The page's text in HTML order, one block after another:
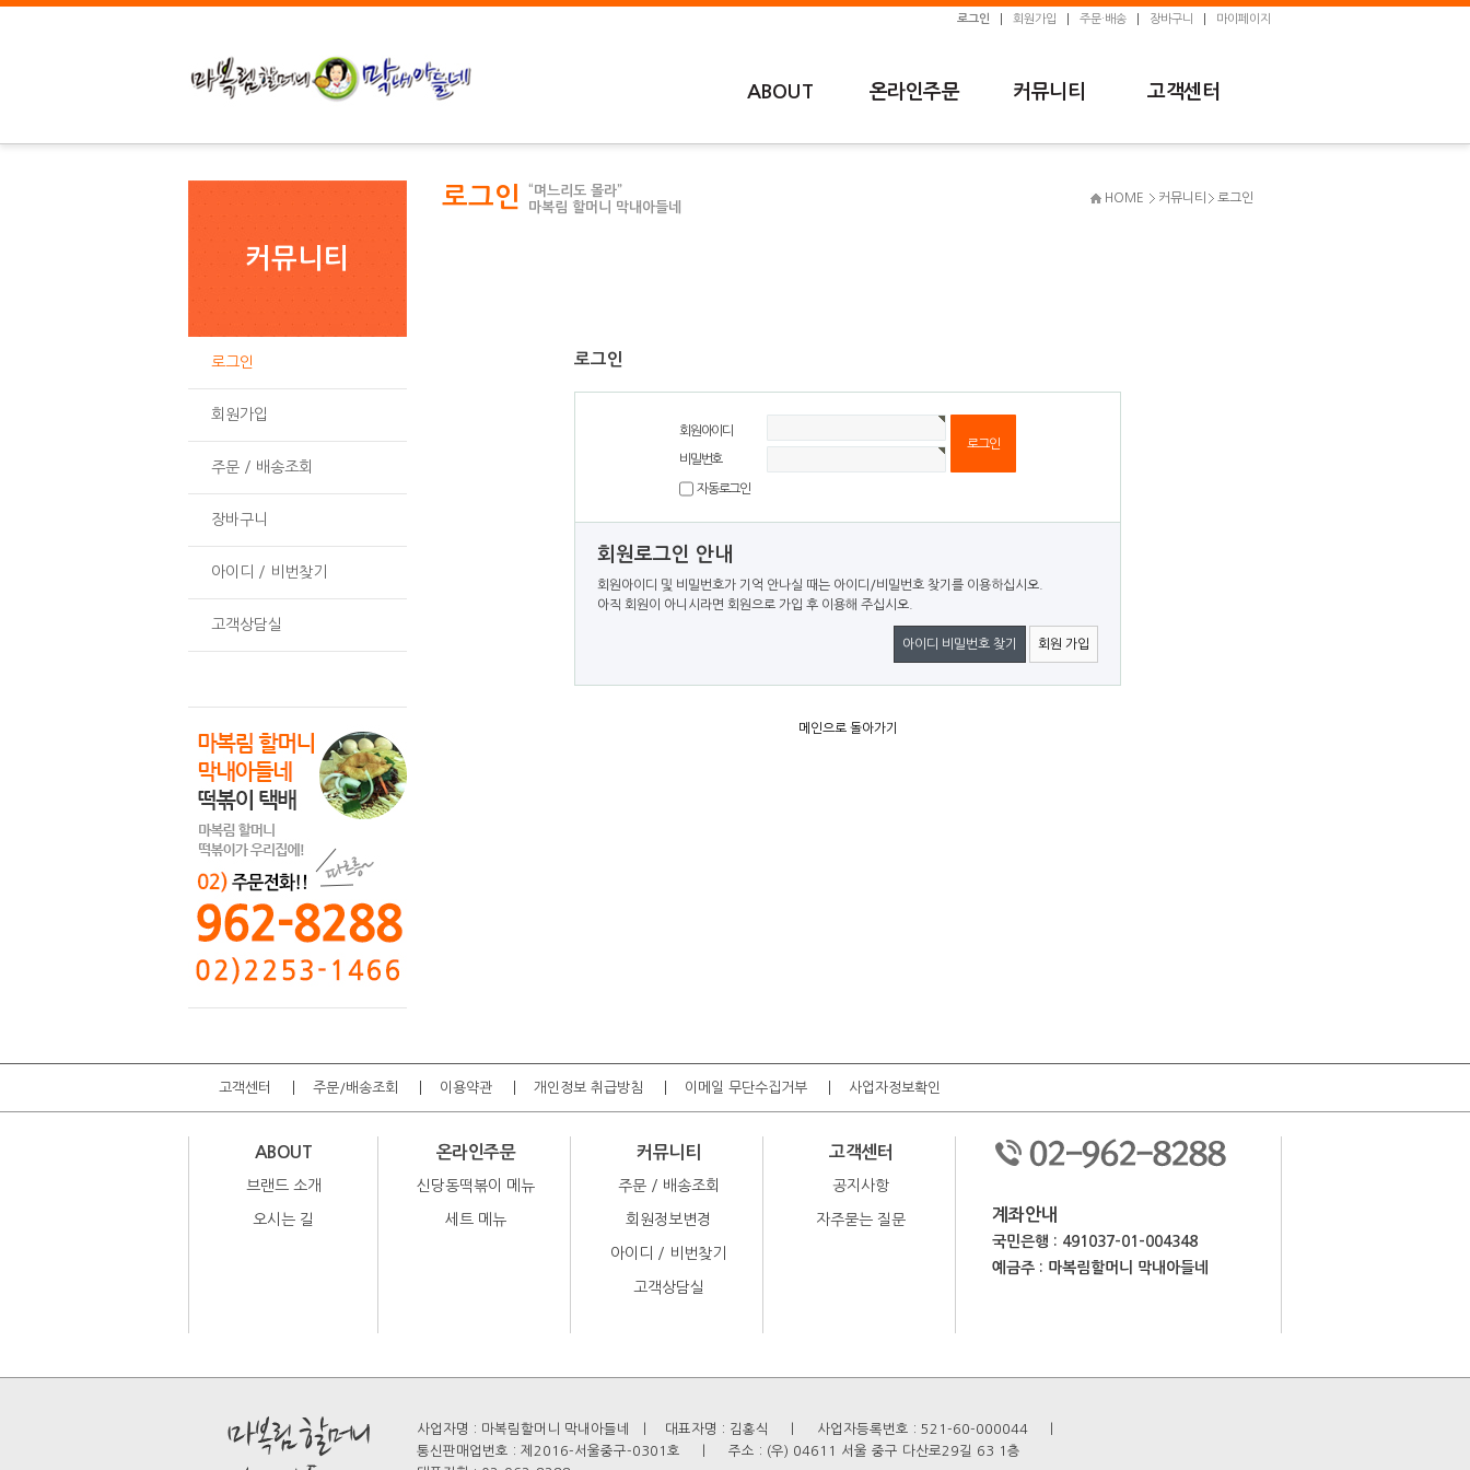
로그인 회원가입 주문·배송 장바구니 마이페이지
ABOUT 온라인주문 커뮤니티 고객센터
커뮤니티
로그인
회원가입
주문 / 배송조회
장바구니
아이디 / 비번찾기
고객상담실
로그인
“며느리도 몰라”
마복림 할머니 막내아들네
HOME 커뮤니티 로그인
로그인
회원아이디
비밀번호
자동로그인
회원로그인 안내
회원아이디 및 비밀번호가 기억 안나실 때는 아이디/비밀번호 찾기를 이용하십시오.
아직 회원이 아니시라면 회원으로 가입 후 이용해 주십시오.
아이디 비밀번호 찾기 회원 가입
메인으로 돌아가기
고객센터 주문/배송조회 이용약관 개인정보 취급방침 이메일 무단수집거부 사업자정보확인
ABOUT
브랜드 소개
오시는 길
온라인주문
신당동떡볶이 메뉴
세트 메뉴
커뮤니티
주문 / 배송조회
회원정보변경
아이디 / 비번찾기
고객상담실
고객센터
공지사항
자주묻는 질문 계좌안내
국민은행 : 491037-01-004348
예금주 : 마복림할머니 막내아들네
사업자명 : 마복림할머니 막내아들네  ㅣ   대표자명 : 김홍식    ㅣ    사업자등록번호 : 521-60-000044    ㅣ
통신판매업번호 : 제2016-서울중구-0301호    ㅣ    주소 : (우) 04611 서울 중구 다산로29길 63 1층